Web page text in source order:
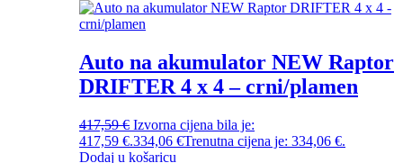
Auto na akumulator NEW Raptor
DRIFTER 4 x 4 – crni/plamen
417,59€ Izvorna cijena bila je:
417,59 €.334,06 €Trenutna cijena je: 334,06 €.
Dodaj u košaricu